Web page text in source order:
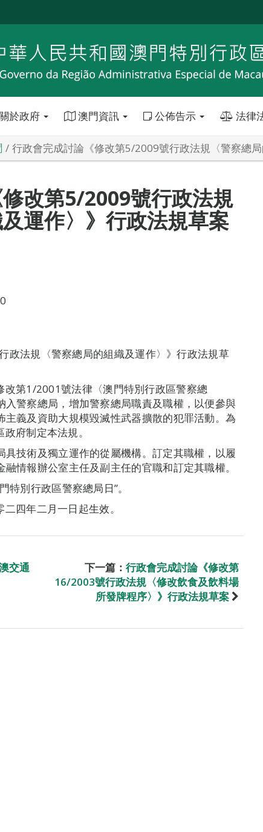
於政府 澳門資訊 公佈告示 法律
行政會完成討論《修改第5/2009號行政法規〈警察總
改第5/2009號行政法規
及運作〉》行政法規草案
政法規〈警察總局的組織及運作〉》行政法規草
第1/2001號法律〈澳門特別行政區警察總
入警察總局，增加警察總局職責及職權，以便參與
義及資助大規模毀滅性武器擴散的犯罪活動。為
府制定本法規。
技術及獨立運作的從屬機構。訂定其職權，以履
情報辦公室主任及副主任的官職和訂定其職權。
特別行政區警察總局日”。
四年二月一日起生效。
交通
下一篇： 行政會完成討論《修改第
16/2003號行政法規〈修改飲食及飲料場
所發牌程序〉》行政法規草案